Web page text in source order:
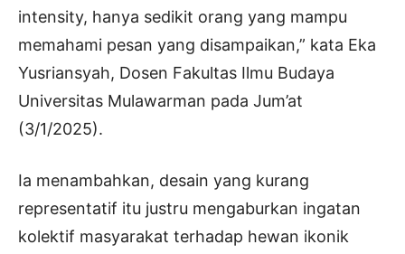
intensity, hanya sedikit orang yang mampu
memahami pesan yang disampaikan,” kata Eka
Yusriansyah, Dosen Fakultas Ilmu Budaya
Universitas Mulawarman pada Jum’at
(3/1/2025).
Ia menambahkan, desain yang kurang
representatif itu justru mengaburkan ingatan
kolektif masyarakat terhadap hewan ikonik